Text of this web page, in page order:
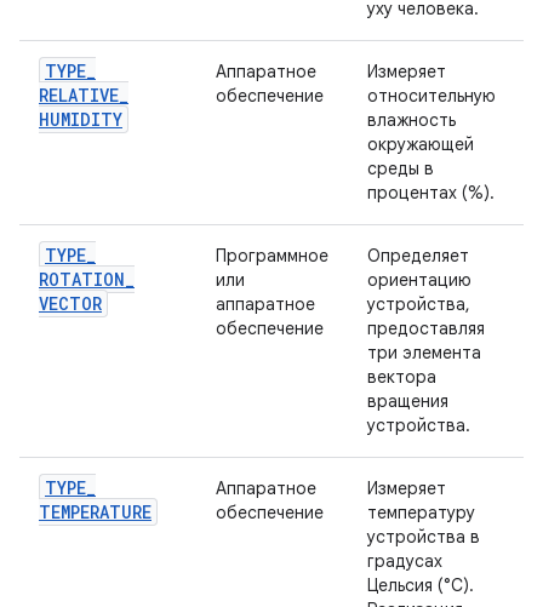
уху человека.
TYPE_
RELATIVE_
HUMIDITY
Аппаратное
обеспечение
Измеряет
относительную
влажность
окружающей
среды в
процентах (%).
TYPE_
ROTATION_
VECTOR
Программное
или
аппаратное
обеспечение
Определяет
ориентацию
устройства,
предоставляя
три элемента
вектора
вращения
устройства.
TYPE_
TEMPERATURE
Аппаратное
обеспечение
Измеряет
температуру
устройства в
градусах
Цельсия (°C).